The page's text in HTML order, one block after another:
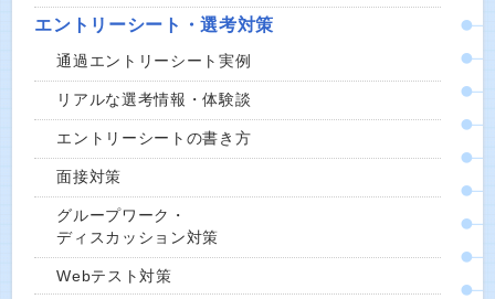
エントリーシート・選考対策
通過エントリーシート実例
リアルな選考情報・体験談
エントリーシートの書き方
面接対策
グループワーク・
ディスカッション対策
Webテスト対策